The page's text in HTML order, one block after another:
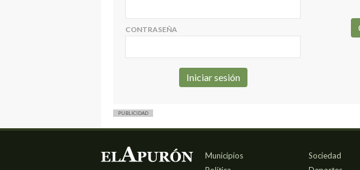
CONTRASEÑA
PUBLICIDAD
Municipios
Sociedad